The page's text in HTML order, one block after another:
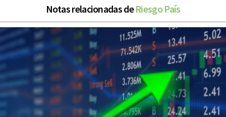
Notas relacionadas deRiesgo País